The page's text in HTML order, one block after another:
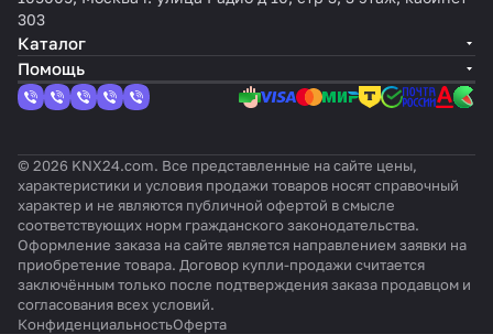
сере
брис
тый
IP54
/
черн
ый
кост
ь
enti
a
W0
303
Каталог
Помощь
© 2026 KNX24.com. Все представленные на сайте цены,
характеристики и условия продажи товаров носят справочный
характер и не являются публичной офертой в смысле
соответствующих норм гражданского законодательства.
Оформление заказа на сайте является направлением заявки на
приобретение товара. Договор купли-продажи считается
заключённым только после подтверждения заказа продавцом и
согласования всех условий.
КонфиденциальностьОферта